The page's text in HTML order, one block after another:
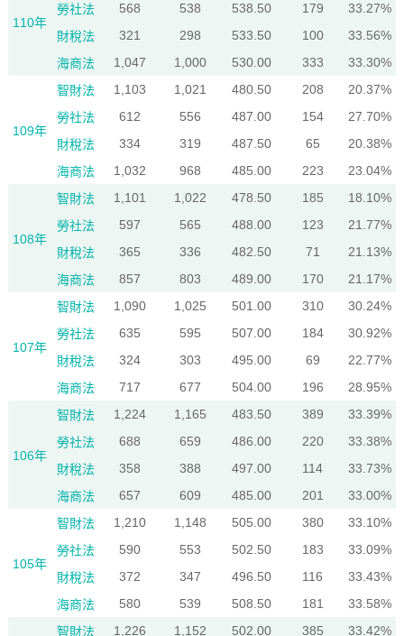
110年
勞社法
568 538 538.50 179
33.27%
財稅法
321 298 533.50 100
33.56%
海商法
1,047 1,000 530.00 333 33.30%
109年
智財法 1,103 1,021 480.50 208
20.37%
勞社法
612 556 487.00 154
27.70%
財稅法
334 319 487.50 65
20.38%
海商法
1,032 968 485.00 223 23.04%
108年
智財法 1,101 1,022 478.50 185
18.10%
勞社法
597 565 488.00 123
21.77%
財稅法
365 336 482.50 71
21.13%
海商法
857 803 489.00 170 21.17%
107年
智財法 1,090 1,025 501.00 310
30.24%
勞社法
635 595 507.00 184
30.92%
財稅法
324 303 495.00 69
22.77%
海商法
717 677 504.00 196 28.95%
106年
智財法 1,224 1,165 483.50 389
33.39%
勞社法
688 659 486.00 220
33.38%
財稅法
358 388 497.00 114
33.73%
海商法
657 609 485.00 201 33.00%
105年
智財法 1,210 1,148 505.00 380
33.10%
勞社法
590 553 502.50 183
33.09%
財稅法
372 347 496.50 116
33.43%
海商法
580 539 508.50 181
33.58%
智財法
1,226 1,152 502.00 385 33.42%